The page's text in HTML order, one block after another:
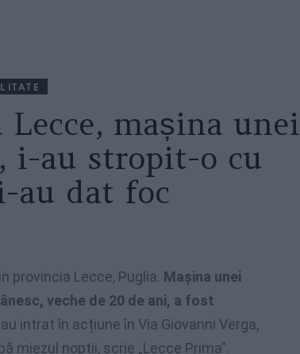
mașina unei
i-au stropit-o cu
au dat foc
provincia Lecce, Puglia. Mașina unei
veche de 20 de ani, a fost
intrat în acțiune în Via Giovanni Verga,
miezul nopții, scrie „Lecce Prima”.